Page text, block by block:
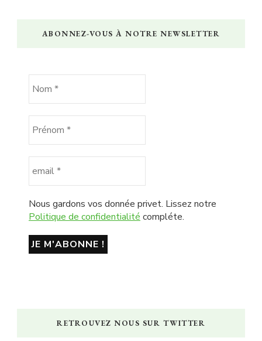
ABONNEZ-VOUS À NOTRE NEWSLETTER
Nous gardons vos donnée privet. Lissez notre
Politique de confidentialité compléte.
RETROUVEZ NOUS SUR TWITTER